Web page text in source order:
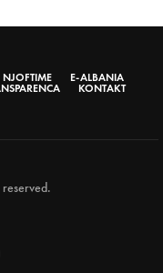
NJOFTIME
E-ALBANIA
KONTAKT